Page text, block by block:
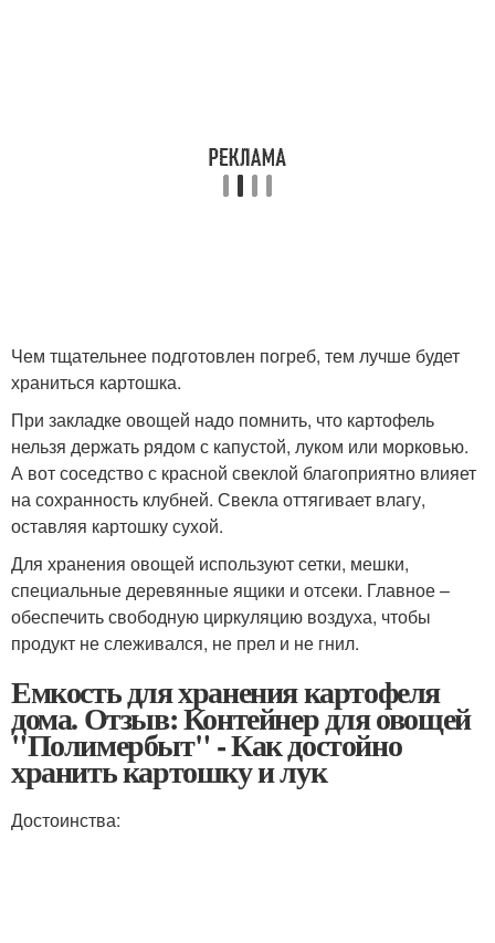
Чем тщательнее подготовлен погреб, тем лучше будет
храниться картошка.
При закладке овощей надо помнить, что картофель
нельзя держать рядом с капустой, луком или морковью.
А вот соседство с красной свеклой благоприятно влияет
на сохранность клубней. Свекла оттягивает влагу,
оставляя картошку сухой.
Для хранения овощей используют сетки, мешки,
специальные деревянные ящики и отсеки. Главное –
обеспечить свободную циркуляцию воздуха, чтобы
продукт не слеживался, не прел и не гнил.
Емкость для хранения картофеля
дома. Отзыв: Контейнер для овощей
"Полимербыт" - Как достойно
хранить картошку и лук
Достоинства: